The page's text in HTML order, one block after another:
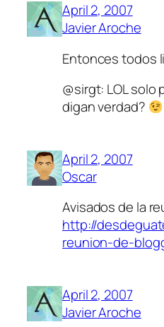
April 2, 2007
Javier Aroche
Entonces todos
@sirgt: LOL
digan verdad?
April 2, 2007
Oscar
Avisados de la
http://
reunion-de-
April 2, 2007
Javier Aroche